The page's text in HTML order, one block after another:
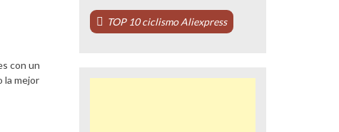
con un
la mejor
TOP 10 ciclismo Aliexpress